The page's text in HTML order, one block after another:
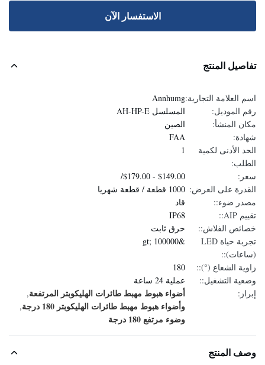
الاستفسار الآن
تفاصيل المنتج
اسم العلامة التجارية:Annhumg
رقم الموديل:
المسلسل AH-HP-E
مكان المنشأ:
الصين
شهادة:
FAA
الحد الأدنى لكمية
الطلب:
1
سعر:
$149.00 - $179.00/
القدرة على العرض: 1000 قطعة / قطعة شهريا
مصدر ضوء::
قاد
تقييم AIP::
IP68
خصائص الفلاش::
حرق ثابت
تجربة حياة LED
(ساعات)::
&gt; 100000
زاوية الشعاع (°)::
180
وضعية التشغيل::
عملية 24 ساعة
إبراز:
أضواء هبوط مهبط طائرات الهليكوبتر المرتفعة,
وأضواء هبوط مهبط طائرات الهليكوبتر 180 درجة ,
وضوء مرتفع 180 درجة
وصف المنتج